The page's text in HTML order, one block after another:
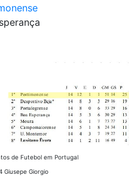
de Futebol em Portugal
Giusepe Giorgio